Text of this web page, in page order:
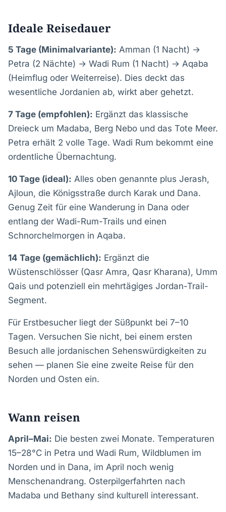
Ideale Reisedauer
5 Tage (Minimalvariante): Amman (1 Nacht) →
Petra (2 Nächte) → Wadi Rum (1 Nacht) → Aqaba
(Heimflug oder Weiterreise). Dies deckt das
wesentliche Jordanien ab, wirkt aber gehetzt.
7 Tage (empfohlen): Ergänzt das klassische
Dreieck um Madaba, Berg Nebo und das Tote Meer.
Petra erhält 2 volle Tage. Wadi Rum bekommt eine
ordentliche Übernachtung.
10 Tage (ideal): Alles oben genannte plus Jerash,
Ajloun, die Königsstraße durch Karak und Dana.
Genug Zeit für eine Wanderung in Dana oder
entlang der Wadi-Rum-Trails und einen
Schnorchelmorgen in Aqaba.
14 Tage (gemächlich): Ergänzt die
Wüstenschlösser (Qasr Amra, Qasr Kharana), Umm
Qais und potenziell ein mehrtägiges Jordan-Trail-
Segment.
Für Erstbesucher liegt der Süßpunkt bei 7–10
Tagen. Versuchen Sie nicht, bei einem ersten
Besuch alle jordanischen Sehenswürdigkeiten zu
sehen — planen Sie eine zweite Reise für den
Norden und Osten ein.
Wann reisen
April–Mai: Die besten zwei Monate. Temperaturen
15–28°C in Petra und Wadi Rum, Wildblumen im
Norden und in Dana, im April noch wenig
Menschenandrang. Osterpilgerfahrten nach
Madaba und Bethany sind kulturell interessant.